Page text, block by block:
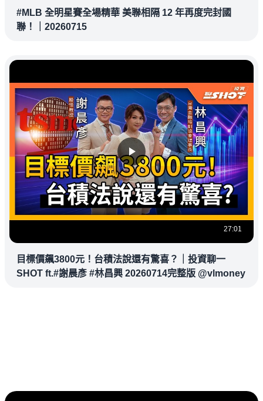
#MLB 全明星賽全場精華 美聯相隔 12 年再度完封國
聯！｜20260715
27:01
目標價飆3800元！台積法說還有驚喜？｜投資聊一
SHOT ft.#謝晨彥 #林昌興 20260714完整版 @vlmoney